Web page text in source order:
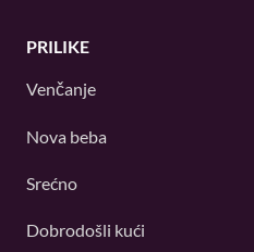
PRILIKE
Venčanje
Nova beba
Srećno
Dobrodošli kući